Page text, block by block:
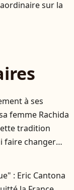
sur la
à ses
femme Rachida
tradition
faire changer
: Eric Cantona